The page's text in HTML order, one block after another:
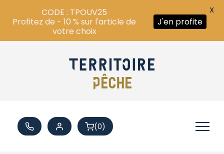
(0)
CODE : TPOUV25
Profitez de - 10 % sur l'article de
votre choix
J'en profite
X